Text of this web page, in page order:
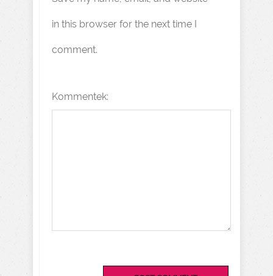
in this browser for the next time I
comment.
Kommentek: